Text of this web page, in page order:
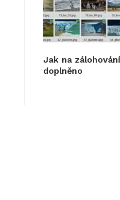
Jak na
doplněno